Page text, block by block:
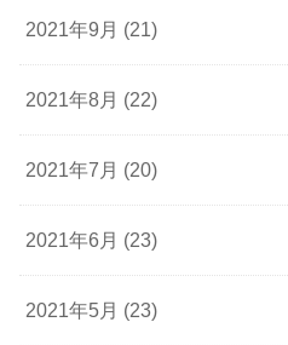
2021年9月 (21)
2021年8月 (22)
2021年7月 (20)
2021年6月 (23)
2021年5月 (23)